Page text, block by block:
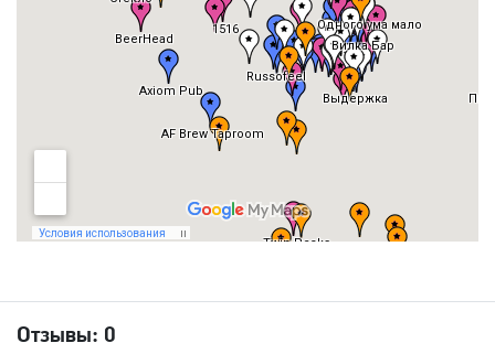
Отзывы: 0